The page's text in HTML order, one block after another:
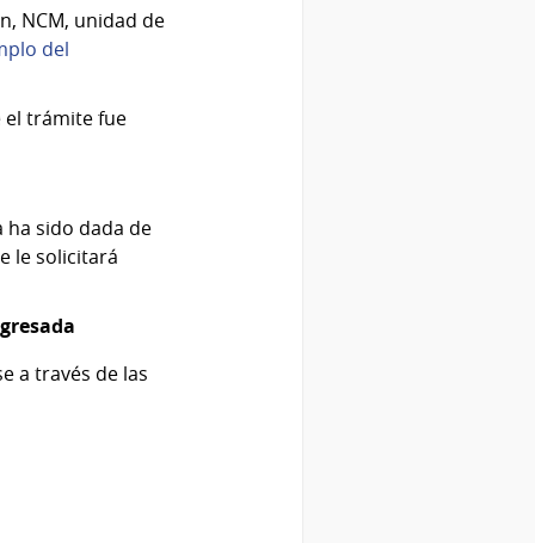
NCM, unidad de
del
el trámite fue
sido dada de
le solicitará
a través de las